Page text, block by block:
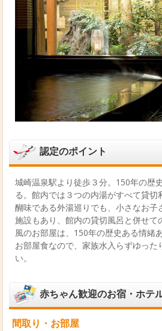
認定のポイント
城崎温泉駅より徒歩３分。150年の歴
る。館内では３つの内湯がすべて貸切
醐味である外湯巡りでも、小さなお子
施設もあり、館内の貸切風呂と併せて
風のお部屋は、150年の歴史ある情緒
お部屋食なので、家族水入らずゆった
い。
赤ちゃん歓迎のお宿・ホテ
間取り・お部屋